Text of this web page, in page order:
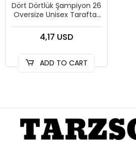
Dört Dörtlük Şampiyon 26
Oversize Unisex Taraftar
4,17 USD
ADD TO CART